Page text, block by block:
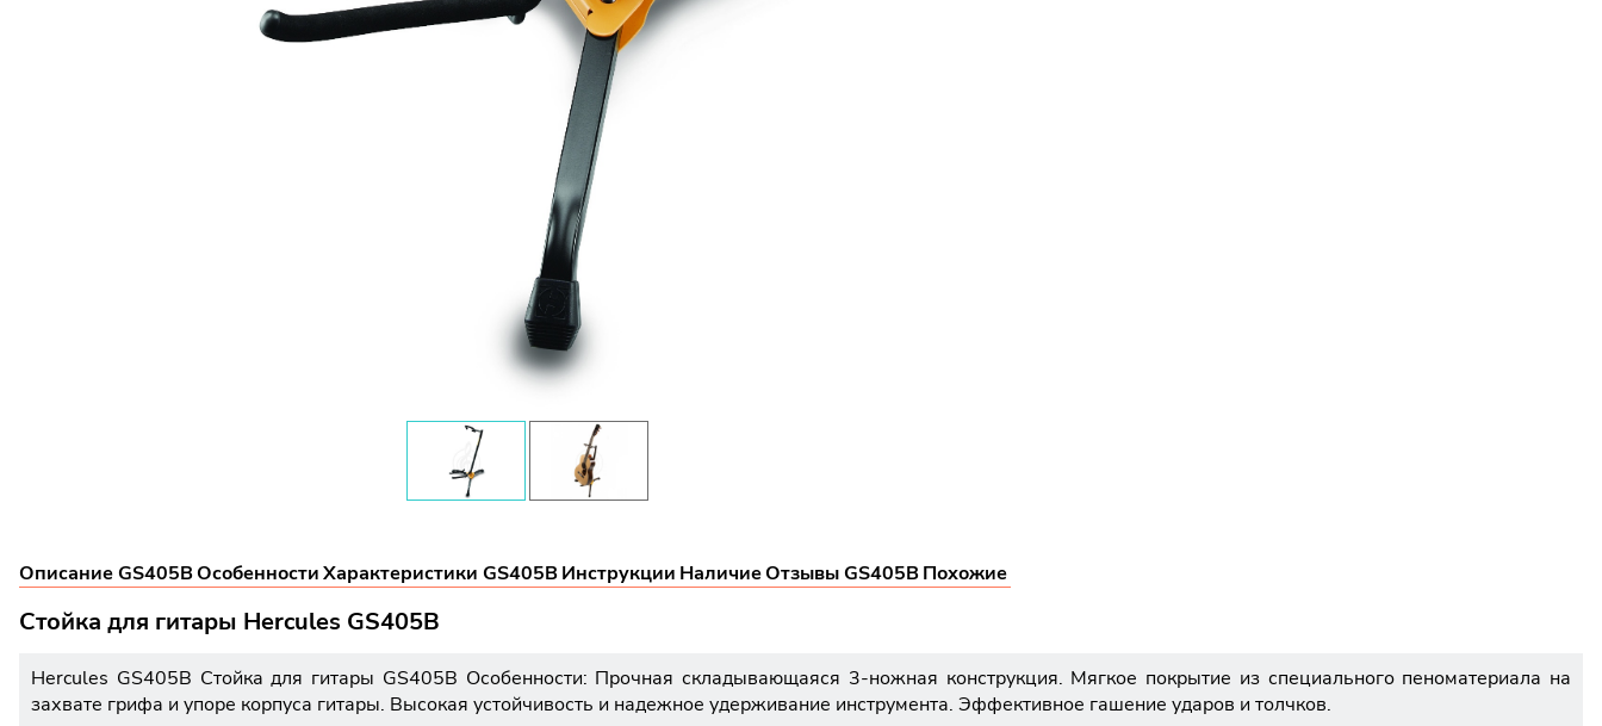
Описание GS405BОсобенностиХарактеристики GS405BИнструкции НаличиеОтзывы GS405BПохожие
Стойка для гитары Hercules GS405B
Hercules GS405B Стойка для гитары GS405B Особенности: Прочная складывающаяся 3-ножная конструкция. Мягкое покрытие из специального пеноматериала на
захвате грифа и упоре корпуса гитары. Высокая устойчивость и надежное удерживание инструмента. Эффективное гашение ударов и толчков.